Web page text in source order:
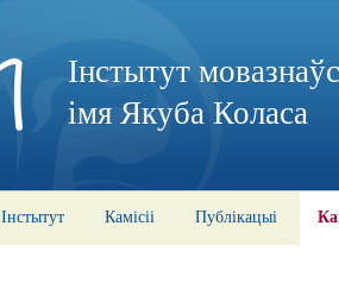
Інстытут
імя Якуба Коласа
Інстытут Камісіі Публікацыі